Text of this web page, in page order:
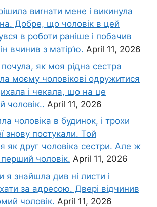
виrнати мене і викинула
Добре, що чоловік в цей
в роботи раніше і побачив
вчинив з матір’ю. April 11, 2026
як моя рідна сестра
моєму чоловікові одружитися
і чекала, що на це
чоловік.. April 11, 2026
чоловіка в будинок, і трохи
знову постукали. Той
як друг чоловіка сестри. Але ж
чоловік. April 11, 2026
знайшла див ні листи і
за адресою. Двері відчинив
чоловік. April 11, 2026